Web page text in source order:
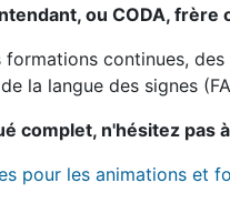
ou CODA,
formations continues,
la langue des signes
complet, n'hésitez pas
pour les animations et